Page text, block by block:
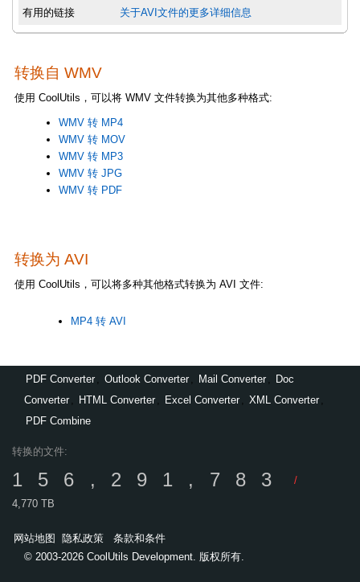
有用的链接 关于AVI文件的更多详细信息
转换自 WMV
使用 CoolUtils，可以将 WMV 文件转换为其他多种格式:
WMV 转 MP4
WMV 转 MOV
WMV 转 MP3
WMV 转 JPG
WMV 转 PDF
转换为 AVI
使用 CoolUtils，可以将多种其他格式转换为 AVI 文件:
MP4 转 AVI
PDF Converter Outlook Converter Mail Converter
Doc
Converter
HTML Converter Excel Converter XML Converter
PDF Combine
转换的文件:
156,291,783
/
4,770 TB
网站地图 隐私政策
条款和条件
© 2003-2026 CoolUtils Development. 版权所有.